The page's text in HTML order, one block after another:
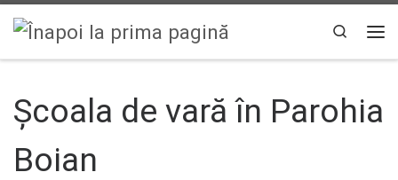
Sari la conținut
Search
Școala de vară în Parohia
Boian